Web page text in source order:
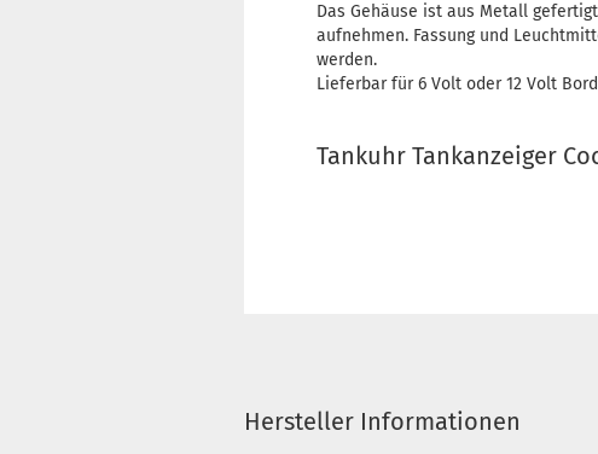
Das Gehäuse ist aus Metall
aufnehmen. Fassung und
werden.
Lieferbar für 6 Volt oder 12 Volt
Tankuhr Tankanzeiger
Hersteller Informationen